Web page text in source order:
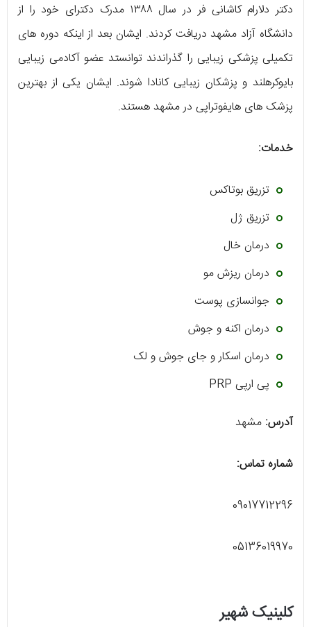
دکتر دلارام کاشانی فر در سال ۱۳۸۸ مدرک دکترای خود را از
دانشگاه آزاد مشهد دریافت کردند. ایشان بعد از اینکه دوره های
تکمیلی پزشکی زیبایی را گذراندند توانستد عضو آکادمی زیبایی
بایوکرهلند و پزشکان زیبایی کانادا شوند. ایشان یکی از بهترین
پزشک های هایفوتراپی در مشهد هستند.
خدمات:
تزریق بوتاکس
تزریق ژل
درمان خال
درمان ریزش مو
جوانسازی پوست
درمان اکنه و جوش
درمان اسکار و جای جوش و لک
پی ارپی PRP
آدرس: مشهد
شماره تماس:
09017712296
05136019970
کلینیک شهیر